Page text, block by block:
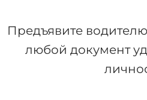
Предъявите
любой документ